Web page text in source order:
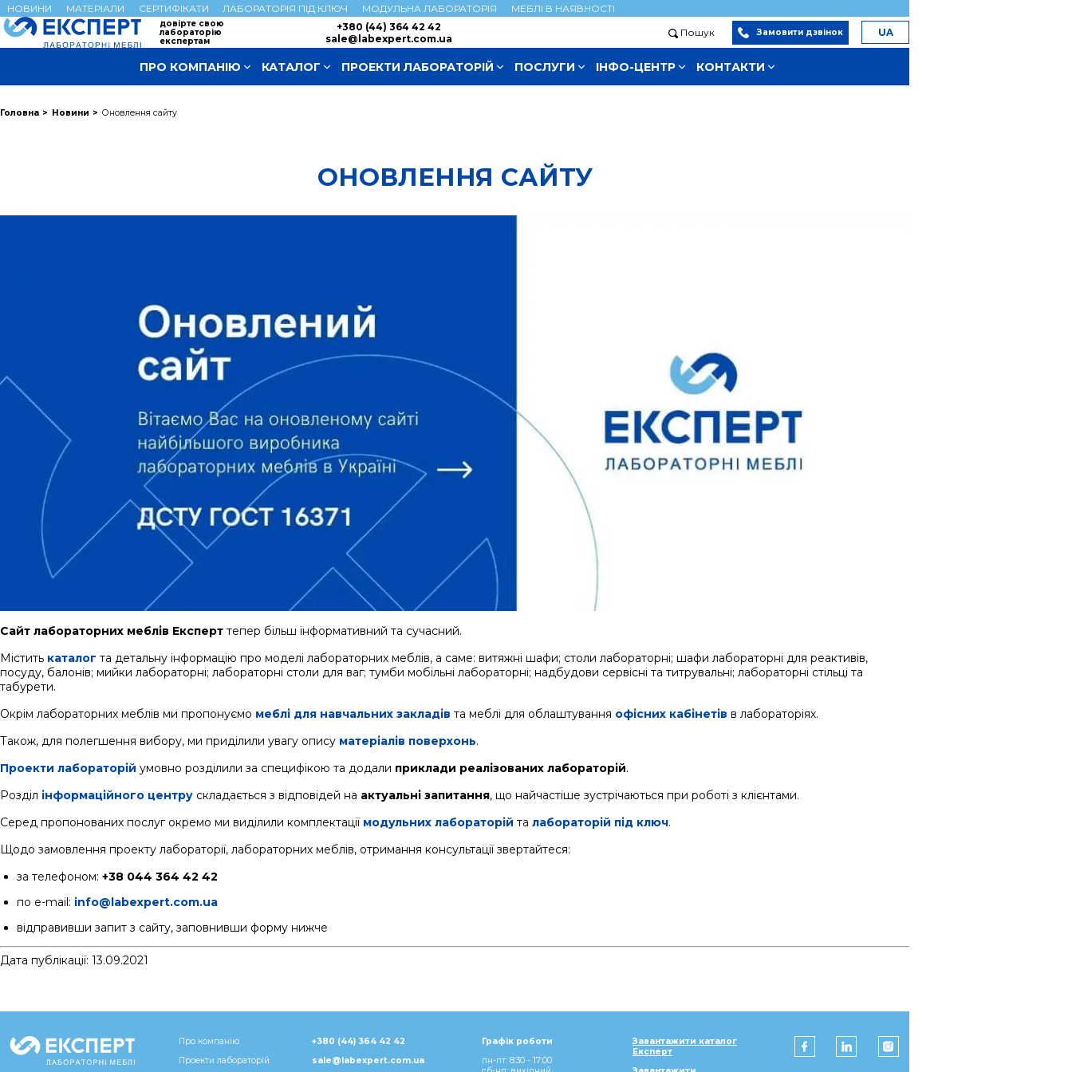
НОВИНИ МАТЕРІАЛИ СЕРТИФІКАТИ ЛАБОРАТОРІЯ ПІД КЛЮЧ МОДУЛЬНА ЛАБОРАТОРІЯ МЕБЛІ В НАЯВНОСТІ
довірте свою
лабораторію
експертам
+380 (44) 364 42 42
sale@labexpert.com.ua
Пошук Замовити дзвінок UA
ПРО КОМПАНІЮ КАТАЛОГ ПРОЕКТИ ЛАБОРАТОРІЙ ПОСЛУГИ ІНФО-ЦЕНТР КОНТАКТИ
Головна Новини Оновлення сайту
ОНОВЛЕННЯ САЙТУ
Сайт лабораторних меблів Експерт тепер більш інформативний та сучасний.
Містить каталог та детальну інформацію про моделі лабораторних меблів, а саме: витяжні шафи; столи лабораторні; шафи лабораторні для реактивів,
посуду, балонів; мийки лабораторні; лабораторні столи для ваг; тумби мобільні лабораторні; надбудови сервісні та титрувальні; лабораторні стільці та
табурети.
Окрім лабораторних меблів ми пропонуємо меблі для навчальних закладів та меблі для облаштування офісних кабінетів в лабораторіях.
Також, для полегшення вибору, ми приділили увагу опису матеріалів поверхонь.
Проекти лабораторій умовно розділили за специфікою та додали приклади реалізованих лабораторій.
Розділ інформаційного центру складається з відповідей на актуальні запитання, що найчастіше зустрічаються при роботі з клієнтами.
Серед пропонованих послуг окремо ми виділили комплектації модульних лабораторій та лабораторій під ключ.
Щодо замовлення проекту лабораторії, лабораторних меблів, отримання консультації звертайтеся:
за телефоном: +38 044 364 42 42
по e-mail: info@labexpert.com.ua
відправивши запит з сайту, заповнивши форму нижче
Дата публікації: 13.09.2021
Про компанію
Проекти лабораторій
+380 (44) 364 42 42
sale@labexpert.com.ua
Графік роботи
пн-пт: 8:30 - 17:00
Завантажити каталог
Експерт